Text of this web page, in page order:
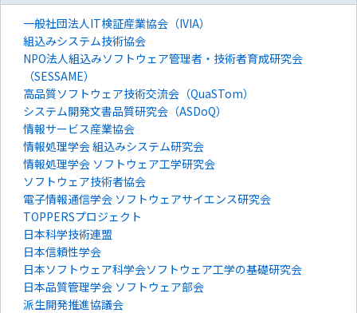
一般社団法人IT検証産業協会（IVIA）
組込みシステム技術協会
NPO法人組込みソフトウェア管理者・技術者育成研究会
（SESSAME）
高品質ソフトウェア技術交流会（QuaSTom）
システム開発文書品質研究会（ASDoQ）
情報サービス産業協会
情報処理学会 組込みシステム研究会
情報処理学会 ソフトウェア工学研究会
ソフトウェア技術者協会
電子情報通信学会 ソフトウェアサイエンス研究会
TOPPERSプロジェクト
日本科学技術連盟
日本信頼性学会
日本ソフトウェア科学会ソフトウェア工学の基礎研究会
日本品質管理学会 ソフトウェア部会
派生開発推進協議会